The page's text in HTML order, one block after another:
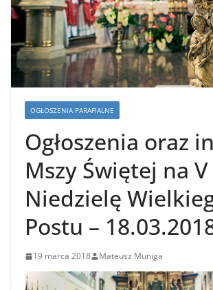
OGŁOSZENIA PARAFIALNE
Ogłoszenia oraz
Mszy Świętej na V
Niedzielę
Postu –
19 marca 2018 Mateusz Muniga